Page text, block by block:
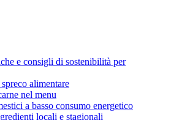
e consigli di sostenibilità per
alimentare
nel menu
a basso consumo energetico
locali e stagionali